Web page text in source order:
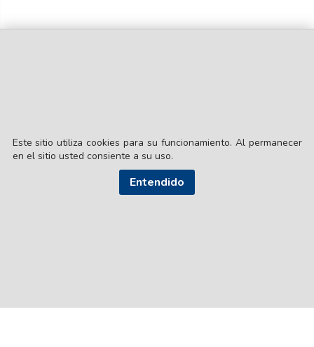
Director Editorial: Lic. Gustavo Eduardo Ick
Este sitio utiliza cookies para su funcionamiento. Al permanecer
en el sitio usted consiente a su uso.
Entendido